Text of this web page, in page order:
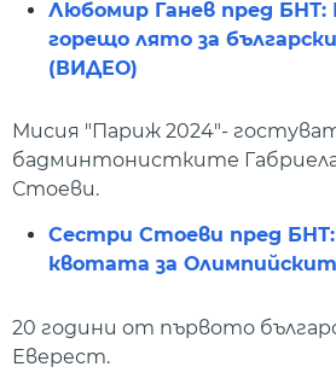
Любомир Ганев пред БНТ:
горещо лято за
(ВИДЕО)
Мисия "Париж 2024"-
бадминтонистките
Стоеви.
Сестри Стоеви пред БНТ:
квотата за
20 години от първото
Еверест.